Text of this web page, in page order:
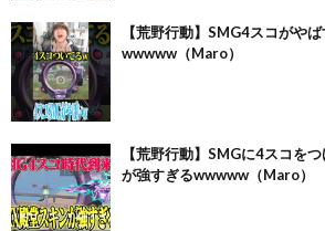
【荒野行動】SMG4スコがや
wwwww（Maro）
【荒野行動】SMGに4スコを
が強すぎるwwwww（Maro）